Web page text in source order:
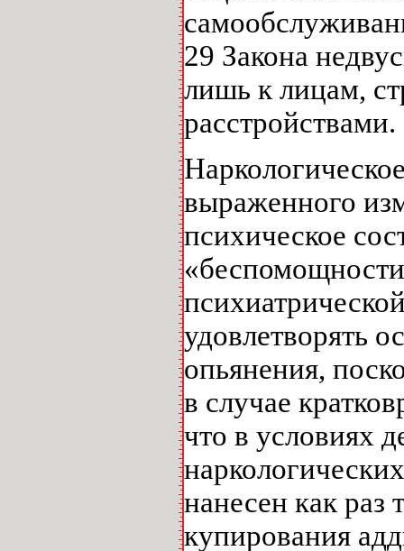
29 Закона
лишь к лицам,
расстройствами.
выраженного
психическое
удовлетворять
опьянения,
в случае
что в условиях
нанесен как раз
купирования